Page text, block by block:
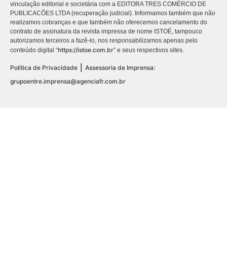
vinculação editorial e societária com a EDITORA TRES COMÉRCIO DE
PUBLICACÕES LTDA (recuperação judicial). Informamos também que não
realizamos cobranças e que também não oferecemos cancelamento do
contrato de assinatura da revista impressa de nome ISTOÉ, tampouco
autorizamos terceiros a fazê-lo, nos responsabilizamos apenas pelo
conteúdo digital “https://istoe.com.br” e seus respectivos sites.
Política de Privacidade
Assessoria de Imprensa:
grupoentre.imprensa@agenciafr.com.br